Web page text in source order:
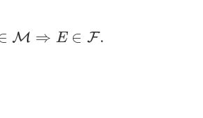
M ⇒ E ∈ F.